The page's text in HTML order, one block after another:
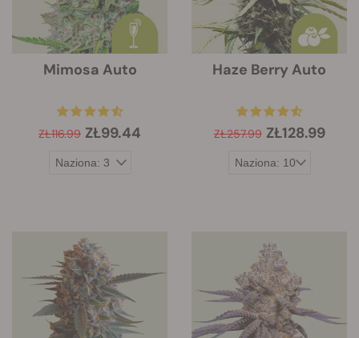
Mimosa Auto
ZŁ116.99 ZŁ99.44
Haze Berry Auto
ZŁ257.99 ZŁ128.99